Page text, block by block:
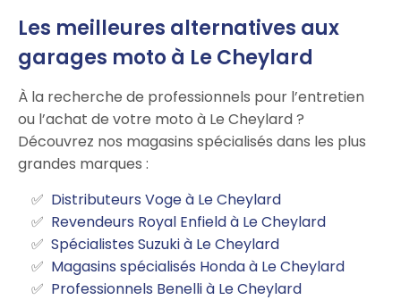
Les meilleures alternatives aux
garages moto à Le Cheylard
À la recherche de professionnels pour l’entretien
ou l’achat de votre moto à Le Cheylard ?
Découvrez nos magasins spécialisés dans les plus
grandes marques :
Distributeurs Voge à Le Cheylard
Revendeurs Royal Enfield à Le Cheylard
Spécialistes Suzuki à Le Cheylard
Magasins spécialisés Honda à Le Cheylard
Professionnels Benelli à Le Cheylard